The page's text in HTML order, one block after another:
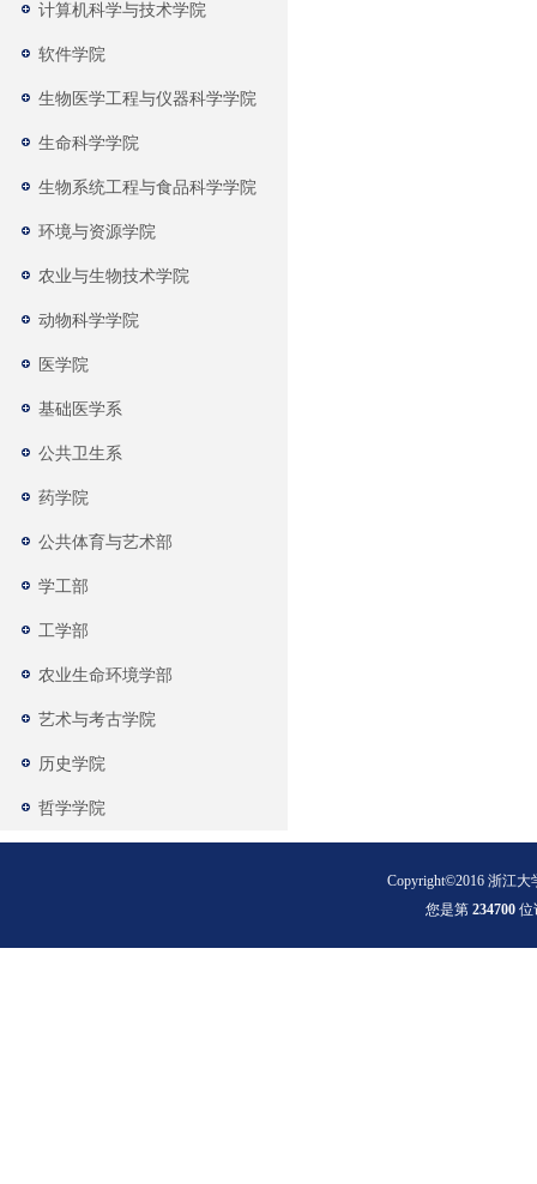
计算机科学与技术学院
软件学院
生物医学工程与仪器科学学院
生命科学学院
生物系统工程与食品科学学院
环境与资源学院
农业与生物技术学院
动物科学学院
医学院
基础医学系
公共卫生系
药学院
公共体育与艺术部
学工部
工学部
农业生命环境学部
艺术与考古学院
历史学院
哲学学院
Copyright©2016 浙江大
您是第234700 位